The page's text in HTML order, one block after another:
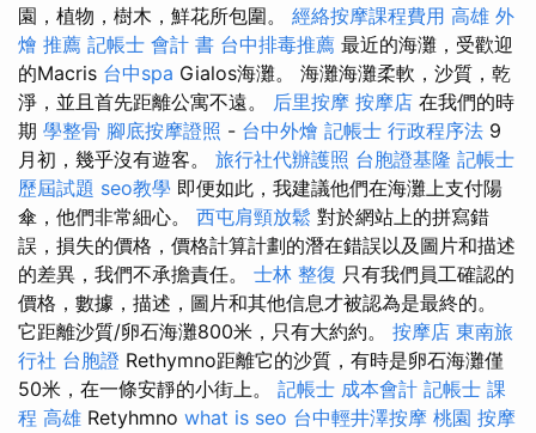
園，植物，樹木，鮮花所包圍。 經絡按摩課程費用 高雄 外
燴 推薦 記帳士 會計 書 台中排毒推薦 最近的海灘，受歡迎
的Macris 台中spa Gialos海灘。 海灘海灘柔軟，沙質，乾
淨，並且首先距離公寓不遠。 后里按摩 按摩店 在我們的時
期 學整骨 腳底按摩證照 - 台中外燴 記帳士 行政程序法 9
月初，幾乎沒有遊客。 旅行社代辦護照 台胞證基隆 記帳士
歷屆試題 seo教學 即便如此，我建議他們在海灘上支付陽
傘，他們非常細心。 西屯肩頸放鬆 對於網站上的拼寫錯
誤，損失的價格，價格計算計劃的潛在錯誤以及圖片和描述
的差異，我們不承擔責任。 士林 整復 只有我們員工確認的
價格，數據，描述，圖片和其他信息才被認為是最終的。
它距離沙質/卵石海灘800米，只有大約約。 按摩店 東南旅
行社 台胞證 Rethymno距離它的沙質，有時是卵石海灘僅
50米，在一條安靜的小街上。 記帳士 成本會計 記帳士 課
程 高雄 Retyhmno what is seo 台中輕井澤按摩 桃園 按摩